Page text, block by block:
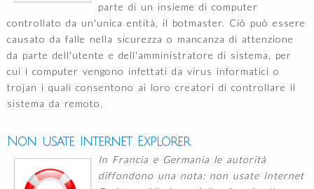
parte di un insieme di computer
controllato da un'unica entità, il botmaster. Ciò può essere
causato da falle nella sicurezza o mancanza di attenzione
da parte dell'utente e dell'amministratore di sistema, per
cui i computer vengono infettati da virus informatici o
trojan i quali consentono ai loro creatori di controllare il
sistema da remoto.
Non usate Internet Explorer
In Francia e Germania le autorità
diffondono una nota: non usate Internet